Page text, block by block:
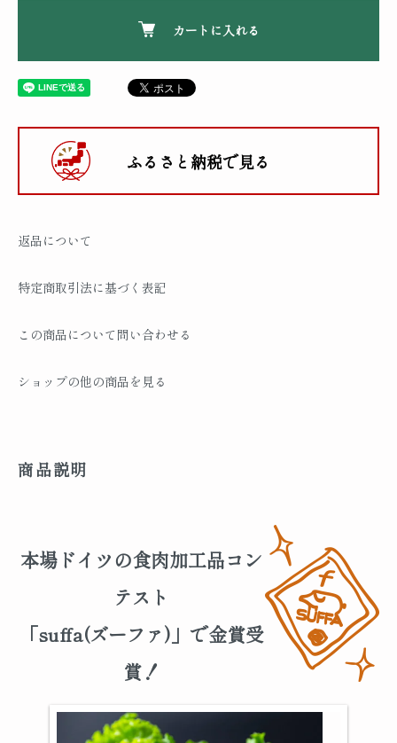
カートに入れる
ふるさと納税で見る
返品について
特定商取引法に基づく表記
この商品について問い合わせる
ショップの他の商品を見る
商品説明
本場ドイツの食肉加工品コン
テスト
「suffa(ズーファ)」で金賞受
賞！